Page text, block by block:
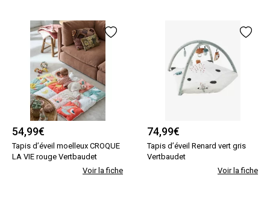
54,99€
Tapis d’éveil moelleux CROQUE
LA VIE rouge Vertbaudet
Voir la fiche
74,99€
Tapis d’éveil Renard vert gris
Vertbaudet
Voir la fiche